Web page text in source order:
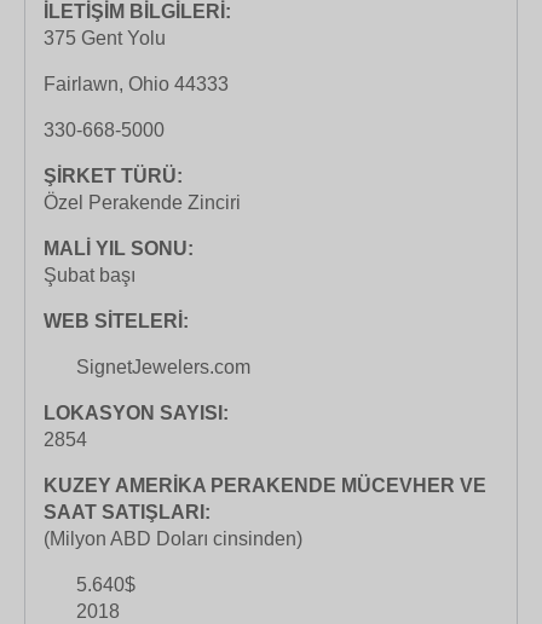
İLETİŞİM BİLGİLERİ:
375 Gent Yolu
Fairlawn, Ohio 44333
330-668-5000
ŞİRKET TÜRÜ:
Özel Perakende Zinciri
MALİ YIL SONU:
Şubat başı
WEB SİTELERİ:
SignetJewelers.com
LOKASYON SAYISI:
2854
KUZEY AMERİKA PERAKENDE MÜCEVHER VE
SAAT SATIŞLARI:
(Milyon ABD Doları cinsinden)
5.640$
2018